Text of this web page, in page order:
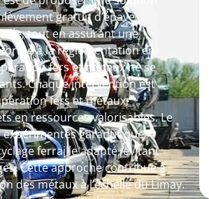
gratuit d’épave,
tout en assurant une
à la réglementation en
fers et métaux ne se
Chaque intervention est
fers et métaux,
en ressources valorisables. Le
expérimentés garantit que
ferraille adapté, évitant
Cette approche contribue à
des métaux à l’échelle du Limay.